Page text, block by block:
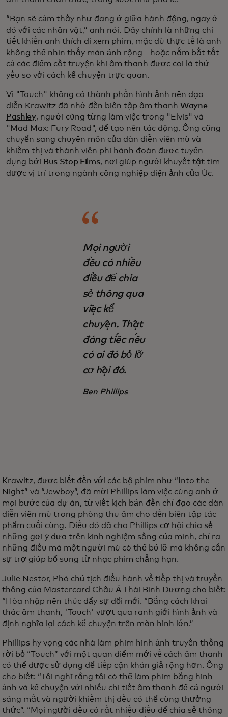
“Bạn sẽ cảm thấy như đang ở giữa hành động, ngay ở
đó với các nhân vật,” anh nói. Đây chính là những chi
tiết khiến anh thích đi xem phim, mặc dù thực tế là anh
không thể nhìn thấy màn ảnh rộng - hoặc nắm bắt tất
cả các điểm cốt truyện khi âm thanh được coi là thứ
yếu so với cách kể chuyện trực quan.
Vì "Touch" không có thành phần hình ảnh nên đạo
diễn Krawitz đã nhờ đến biên tập âm thanh Wayne
Pashley, người cũng từng làm việc trong "Elvis" và
"Mad Max: Fury Road", để tạo nên tác động. Ông cũng
chuyển sang chuyên môn của dàn diễn viên mù và
khiếm thị và thành viên phi hành đoàn được tuyển
dụng bởi Bus Stop Films, nơi giúp người khuyết tật tìm
được vị trí trong ngành công nghiệp điện ảnh của Úc.
Mọi người
đều có nhiều
điều để chia
sẻ thông qua
việc kể
chuyện. Thật
đáng tiếc nếu
có ai đó bỏ lỡ
cơ hội đó.
Ben Phillips
Krawitz, được biết đến với các bộ phim như “Into the
Night” và “Jewboy”, đã mời Phillips làm việc cùng anh ở
mọi bước của dự án, từ viết kịch bản đến chỉ đạo các dàn
diễn viên mù trong phòng thu âm cho đến biên tập tác
phẩm cuối cùng. Điều đó đã cho Phillips cơ hội chia sẻ
những gợi ý dựa trên kinh nghiệm sống của mình, chỉ ra
những điều mà một người mù có thể bỏ lỡ mà không cần
sự trợ giúp bổ sung từ nhạc phim chẳng hạn.
Julie Nestor, Phó chủ tịch điều hành về tiếp thị và truyền
thông của Mastercard Châu Á Thái Bình Dương cho biết:
“Hòa nhập nên thúc đẩy sự đổi mới. “Bằng cách khai
thác âm thanh, 'Touch' vượt qua ranh giới hình ảnh và
định nghĩa lại cách kể chuyện trên màn hình lớn.”
Phillips hy vọng các nhà làm phim hình ảnh truyền thống
rời bỏ “Touch” với một quan điểm mới về cách âm thanh
có thể được sử dụng để tiếp cận khán giả rộng hơn. Ông
cho biết: “Tôi nghĩ rằng tôi có thể làm phim bằng hình
ảnh và kể chuyện với nhiều chi tiết âm thanh để cả người
sáng mắt và người khiếm thị đều có thể cùng thưởng
thức”. “Mọi người đều có rất nhiều điều để chia sẻ thông